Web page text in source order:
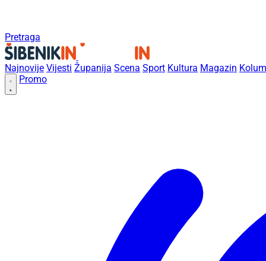
Pretraga
Najnovije Vijesti Županija Scena Sport Kultura Magazin
Promo